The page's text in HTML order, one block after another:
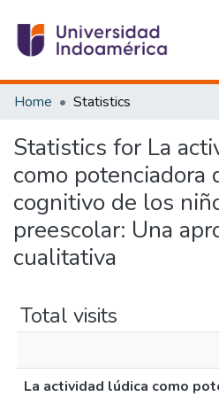
Communities & Collections
Estadísticas Externas
Home Statistics
Statistics for La
como potenciadora
cognitivo de los
preescolar: Una
cualitativa
Total visits
La actividad lúdica como